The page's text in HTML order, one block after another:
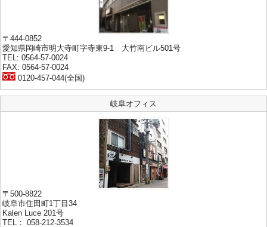
〒444-0852
愛知県岡崎市明大寺町字寺東9-1 大竹南ビル501号
TEL: 0564-57-0024
FAX: 0564-57-0024
0120-457-044(全国)
岐阜オフィス
〒500-8822
岐阜市住田町1丁目34
Kalen Luce 201号
TEL： 058-212-3534